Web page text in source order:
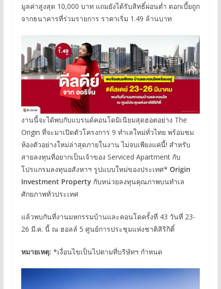
มูลค่าสูงสุด 10,000 บาท แถมยังได้รับสิทธิ์ผ่อนต่ำ ดอกเบี้ยถูก
จากธนาคารที่ร่วมรายการ ราคาเริ่ม 1.49 ล้านบาท
งานนี้จะได้พบกับแบรนด์คอนโดมิเนียมสุดฮอตอย่าง The
Origin ที่จะมาเปิดตัวโครงการ 9 ทำเลใหม่ทั่วไทย พร้อมชม
ห้องตัวอย่างใหม่ล่าสุดภายในงาน ไม่จบเพียงแค่นี้! สำหรับ
สายลงทุนที่อยากเป็นเจ้าของ Serviced Apartment กับ
โปรแกรมลงทุนอสังหาฯ รูปแบบใหม่ของประเทศ* Origin
Investment Propertyกับหน่วยลงทุนคุณภาพบนทำเล
ศักยภาพทั่วประเทศ
แล้วพบกันที่งานมหกรรมบ้านและคอนโดครั้งที่ 43 วันที่ 23-
26 มี.ค. นี้ ณ ฮอลล์ 5 ศูนย์การประชุมแห่งชาติสิริกิติ์
หมายเหตุ: *เงื่อนไขเป็นไปตามที่บริษัทฯ กำหนด